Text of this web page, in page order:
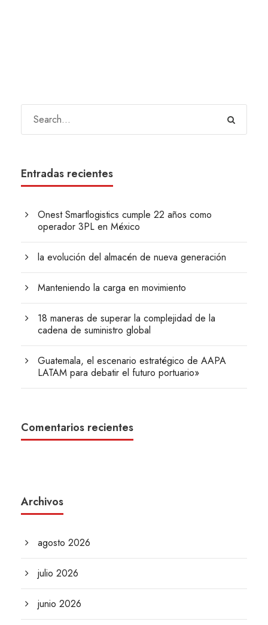
Entradas recientes
Onest Smartlogistics cumple 22 años como
operador 3PL en México
la evolución del almacén de nueva generación
Manteniendo la carga en movimiento
18 maneras de superar la complejidad de la
cadena de suministro global
Guatemala, el escenario estratégico de AAPA
LATAM para debatir el futuro portuario»
Comentarios recientes
Archivos
agosto 2026
julio 2026
junio 2026